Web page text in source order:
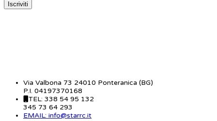
Via Valbona 73 24010 Ponteranica (BG)
P.I. 04197370168
TEL: 338 54 95 132
345 73 64 293
EMAIL: info@starrc.it